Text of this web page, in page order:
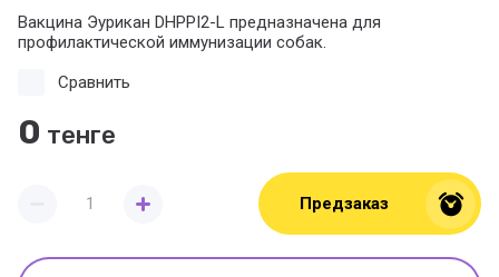
Вакцина Эурикан DHPPI2-L предназначена для
профилактической иммунизации собак.
0 тенге
Сравнить
Предзаказ